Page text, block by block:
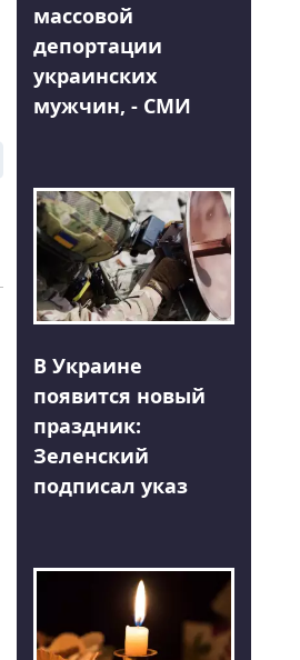
массовой
депортации
украинских
мужчин, - СМИ
В Украине
появится новый
праздник:
Зеленский
подписал указ